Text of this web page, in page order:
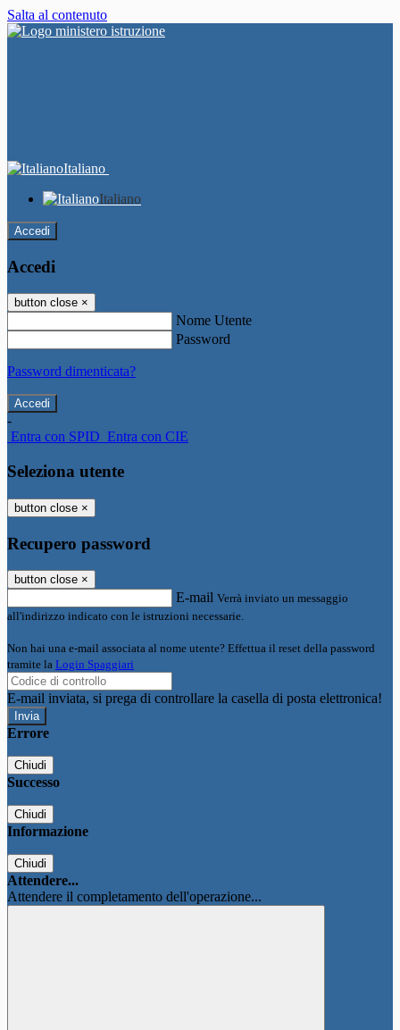
Salta al contenuto
Italiano
Italiano
Accedi
Accedi
button close ×
Nome Utente
Password
Password dimenticata?
-
Entra con SPID Entra con CIE
Seleziona utente
button close ×
Recupero password
button close ×
E-mail Verrà inviato un messaggio
all'indirizzo indicato con le istruzioni necessarie.
Non hai una e-mail associata al nome utente? Effettua il reset della password
tramite la Login Spaggiari
E-mail inviata, si prega di controllare la casella di posta elettronica!
Errore
Chiudi
Successo
Chiudi
Informazione
Chiudi
Attendere...
Attendere il completamento dell'operazione...